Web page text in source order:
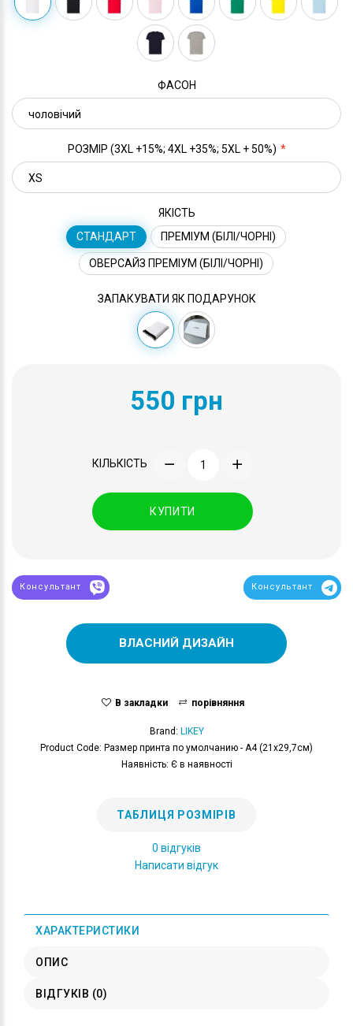
ФАСОН
РОЗМІР (3XL +15%; 4XL +35%; 5XL + 50%)
ЯКІСТЬ
СТАНДАРТ
ПРЕМІУМ (БІЛІ/ЧОРНІ)
ОВЕРСАЙЗ ПРЕМІУМ (БІЛІ/ЧОРНІ)
ЗАПАКУВАТИ ЯК ПОДАРУНОК
550 грн
КІЛЬКІСТЬ
КУПИТИ
Консультант Консультант
ВЛАСНИЙ ДИЗАЙН
В закладки порівняння
Brand: LIKEY
Product Code: Размер принта по умолчанию - А4 (21x29,7см)
Наявність: Є в наявності
ТАБЛИЦЯ РОЗМІРІВ
0 відгуків
Написати відгук
ХАРАКТЕРИСТИКИ
ОПИС
ВІДГУКІВ (0)